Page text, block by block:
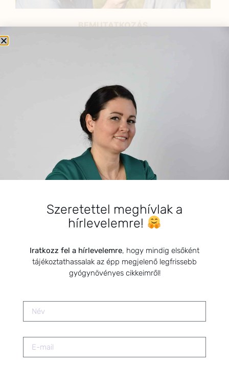
BEMUTATKOZÁS
férfiak egészségének megőrzése és helyreállítása.
HÍRLEVÉL
HÍRLEVÉL FELIRATKOZÁS
az alábbi nyilatkozatot:
Hozzájárulok, hogy az
Adatkezelési tájékoztatóban
linkre kattintva.
Szeretettel meghívlak a
hírlevelemre!
Iratkozz fel a hírlevelemre, hogy mindig elsőként
tájékoztathassalak az épp megjelenő legfrissebb
gyógynövényes cikkeimről!